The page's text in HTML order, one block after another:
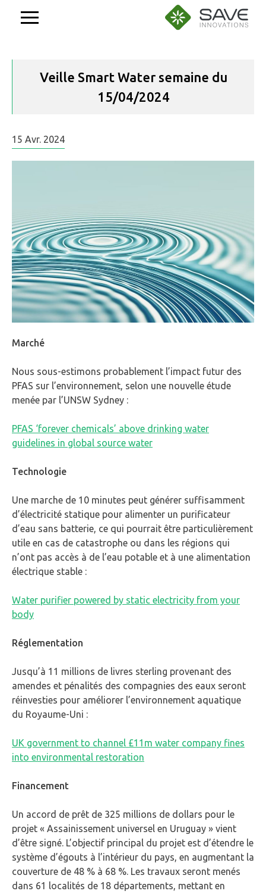
Veille Smart Water semaine du
15/04/2024
15 Avr. 2024
Marché
Nous sous-estimons probablement l’impact futur des
PFAS sur l’environnement, selon une nouvelle étude
menée par l’UNSW Sydney :
PFAS ‘forever chemicals’ above drinking water
guidelines in global source water
Technologie
Une marche de 10 minutes peut générer suffisamment
d’électricité statique pour alimenter un purificateur
d’eau sans batterie, ce qui pourrait être particulièrement
utile en cas de catastrophe ou dans les régions qui
n’ont pas accès à de l’eau potable et à une alimentation
électrique stable :
Water purifier powered by static electricity from your
body
Réglementation
Jusqu’à 11 millions de livres sterling provenant des
amendes et pénalités des compagnies des eaux seront
réinvesties pour améliorer l’environnement aquatique
du Royaume-Uni :
UK government to channel £11m water company fines
into environmental restoration
Financement
Un accord de prêt de 325 millions de dollars pour le
projet « Assainissement universel en Uruguay » vient
d’être signé. L’objectif principal du projet est d’étendre le
système d’égouts à l’intérieur du pays, en augmentant la
couverture de 48 % à 68 %. Les travaux seront menés
dans 61 localités de 18 départements, mettant en